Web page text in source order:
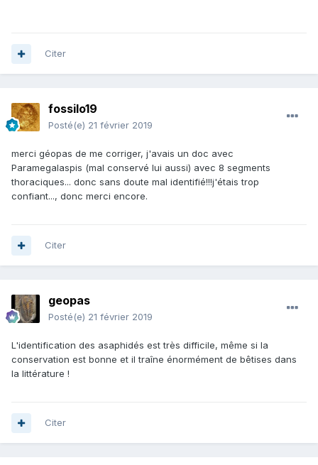
Citer
fossilo19
Posté(e) 21 février 2019
merci géopas de me corriger, j'avais un doc avec
Paramegalaspis (mal conservé lui aussi) avec 8 segments
thoraciques... donc sans doute mal identifié!!!j'étais trop
confiant..., donc merci encore.
Citer
geopas
Posté(e) 21 février 2019
L'identification des asaphidés est très difficile, même si la
conservation est bonne et il traîne énormément de bêtises dans
la littérature !
Citer